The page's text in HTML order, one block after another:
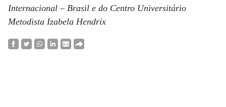
Internacional – Brasil e do Centro Universitário
Metodista Izabela Hendrix